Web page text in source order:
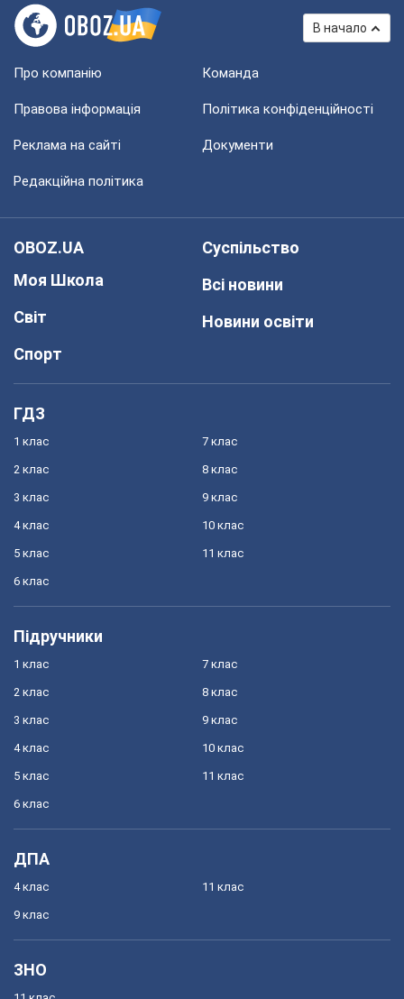
В начало
Про компанію Команда
Правова інформація Політика конфіденційності
Реклама на сайті Документи
Редакційна політика
OBOZ.UA
Моя Школа
Світ
Спорт
Суспільство
Всі новини
Новини освіти
ГДЗ
1 клас
2 клас
3 клас
4 клас
5 клас
6 клас
7 клас
8 клас
9 клас
10 клас
11 клас
Підручники
1 клас
2 клас
3 клас
4 клас
5 клас
6 клас
7 клас
8 клас
9 клас
10 клас
11 клас
ДПА
4 клас
9 клас
11 клас
ЗНО